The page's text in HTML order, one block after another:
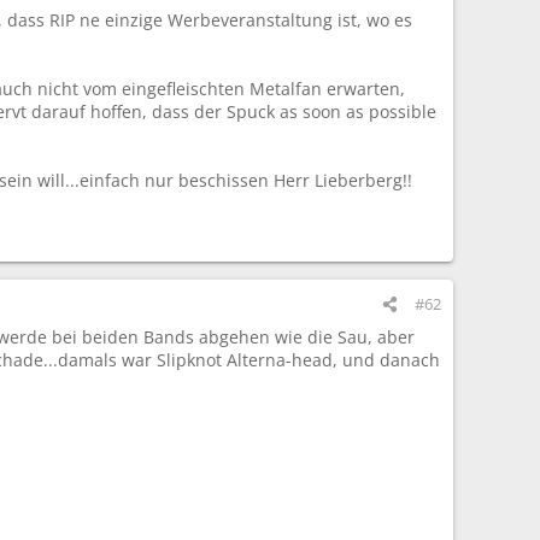
RIP ne einzige Werbeveranstaltung ist, wo es
nicht vom eingefleischten Metalfan erwarten,
darauf hoffen, dass der Spuck as soon as possible
will...einfach nur beschissen Herr Lieberberg!!
#62
bei beiden Bands abgehen wie die Sau, aber
war Slipknot Alterna-head, und danach